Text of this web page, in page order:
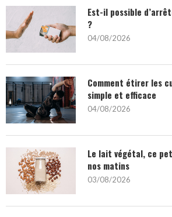
Est-il possible
?
04/08/2026
Comment étirer les
simple et efficace
04/08/2026
Le lait végétal, ce
nos matins
03/08/2026